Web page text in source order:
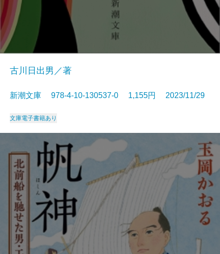
古川日出男／著
新潮文庫 978-4-10-130537-0 1,155円 2023/11/29
文庫電子書籍あり